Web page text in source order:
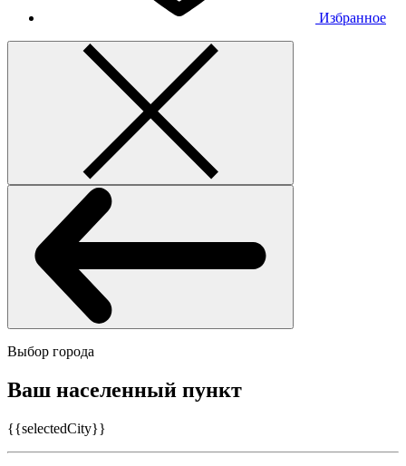
Избранное
Выбор города
Ваш населенный пункт
{{selectedCity}}